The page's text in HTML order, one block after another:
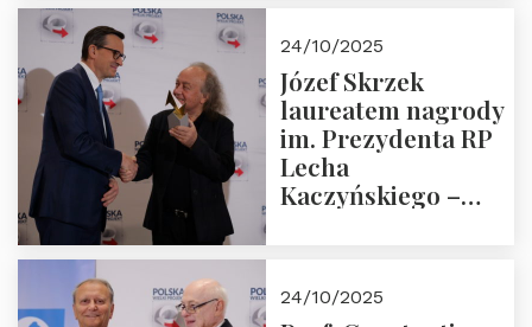
24/10/2025
Józef Skrzek
laureatem nagrody
im. Prezydenta RP
Lecha
Kaczyńskiego –
24/10/2025